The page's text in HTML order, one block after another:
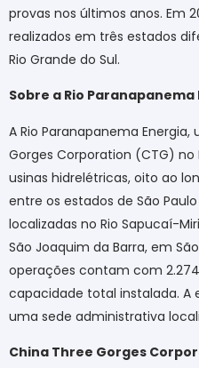
provas nos últimos anos. Em
realizados em três estados
Rio Grande do Sul.
Sobre a Rio Paranapanema
A Rio Paranapanema
Gorges Corporation (CTG) no
usinas hidrelétricas, oito ao
entre os estados de São Paulo
localizadas no Rio Sapucaí-
São Joaquim da Barra, em
operações contam com
capacidade total instalada.
uma sede administrativa
China Three Gorges